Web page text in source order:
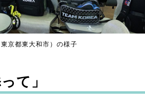
京都東大和市）の様子
て」